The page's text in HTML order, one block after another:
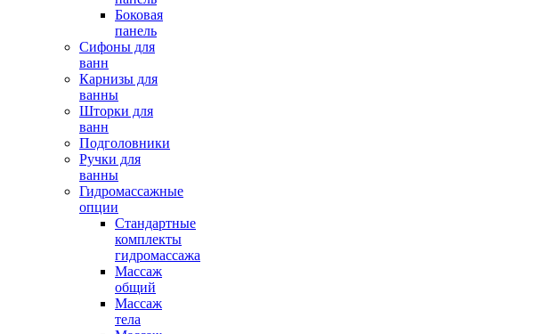
Боковая
панель
Сифоны для
ванн
Карнизы для
ванны
Шторки для
ванн
Подголовники
Ручки для
ванны
Гидромассажные
опции
Стандартные
комплекты
гидромассажа
Массаж
общий
Массаж
тела